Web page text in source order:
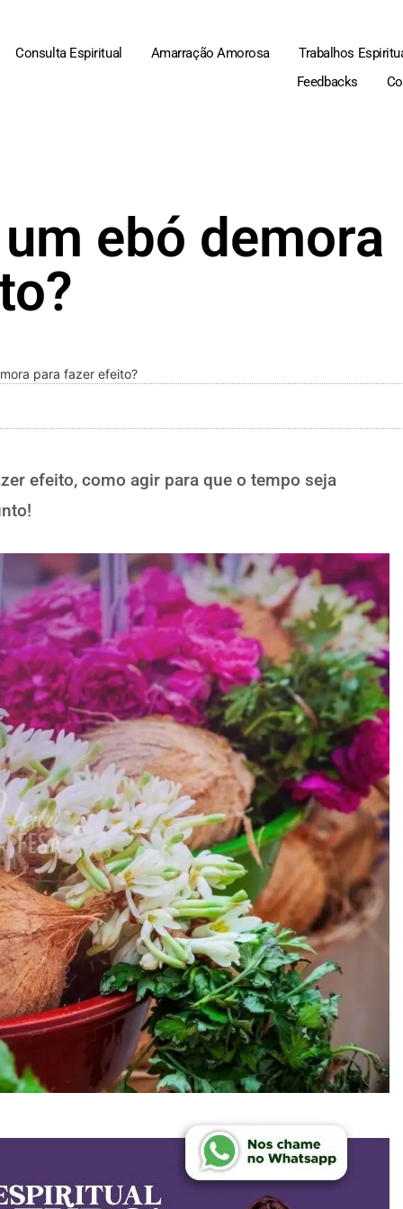
Consulta Espiritual Amarração Amorosa
Trabalhos
Feedbacks
ebó demora
para fazer efeito?
efeito, como agir para que o tempo seja